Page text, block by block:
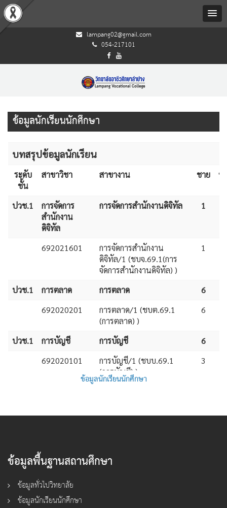
lampang02@gmail.com
054-217101
ข้อมูลนักเรียนนักศึกษา
ข้อมูลนักเรียนนักศึกษา
ข้อมูลพื้นฐานสถานศึกษา
ข้อมูลทั่วไปวิทยาลัย
ข้อมูลนักเรียนนักศึกษา